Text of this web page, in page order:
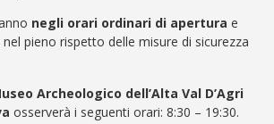
negli orari ordinari di apertura e
pieno rispetto delle misure di sicurezza
Archeologico dell’Alta Val D’Agri
osserverà i seguenti orari: 8:30 – 19:30.